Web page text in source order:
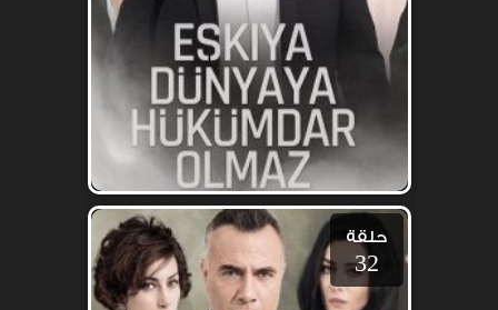
حلقة
32